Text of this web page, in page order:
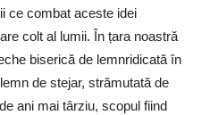
ce combat aceste idei
colt al lumii. În țara noastră
biserică de lemnridicată în
de stejar, strămutată de
ani mai târziu, scopul fiind